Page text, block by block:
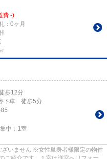
費 -)
：0ヶ月
歩12分
下車 徒歩5分
中： 1室
者様限定の物件